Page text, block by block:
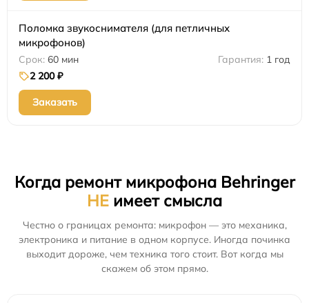
Поломка звукоснимателя (для петличных
микрофонов)
60 мин
1 год
2 200 ₽
Заказать
Когда ремонт микрофона Behringer
НЕ имеет смысла
Честно о границах ремонта: микрофон — это механика,
электроника и питание в одном корпусе. Иногда починка
выходит дороже, чем техника того стоит. Вот когда мы
скажем об этом прямо.